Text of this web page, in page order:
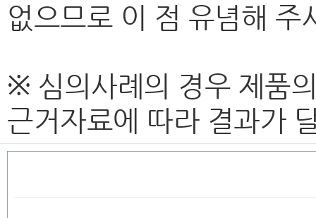
없으므로 이 점 유념해 주
※ 심의사례의 경우 제품
근거자료에 따라 결과가